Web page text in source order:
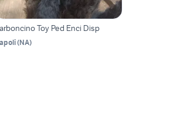
Toy Ped Enci Disp
(NA)